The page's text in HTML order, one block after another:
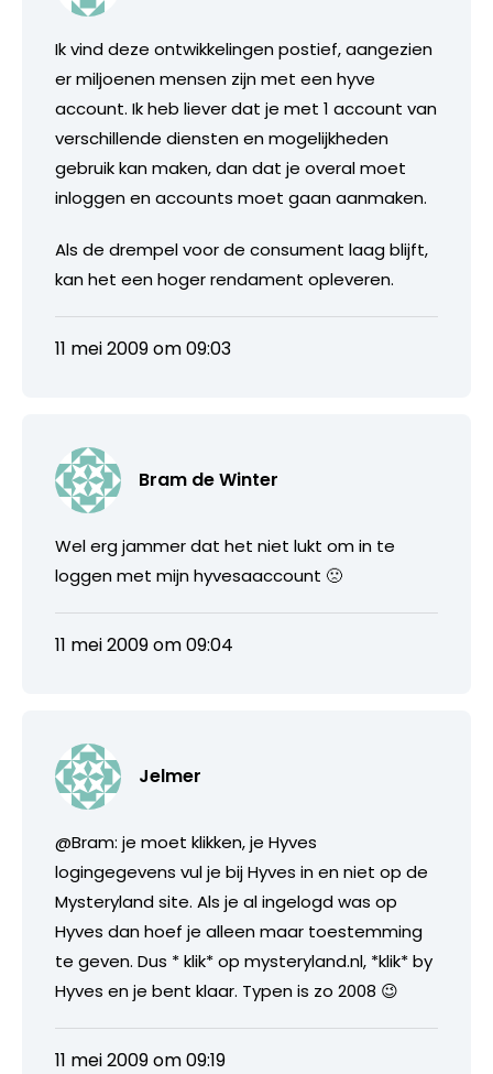
Ik vind deze ontwikkelingen postief, aangezien
er miljoenen mensen zijn met een hyve
account. Ik heb liever dat je met 1 account van
verschillende diensten en mogelijkheden
gebruik kan maken, dan dat je overal moet
inloggen en accounts moet gaan aanmaken.
Als de drempel voor de consument laag blijft,
kan het een hoger rendament opleveren.
11 mei 2009 om 09:03
Bram de Winter
Wel erg jammer dat het niet lukt om in te
loggen met mijn hyvesaaccount 🙁
11 mei 2009 om 09:04
Jelmer
@Bram: je moet klikken, je Hyves
logingegevens vul je bij Hyves in en niet op de
Mysteryland site. Als je al ingelogd was op
Hyves dan hoef je alleen maar toestemming
te geven. Dus * klik* op mysteryland.nl, *klik* by
Hyves en je bent klaar. Typen is zo 2008 😉
11 mei 2009 om 09:19